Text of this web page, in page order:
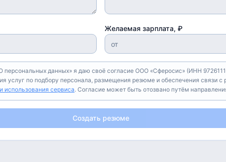
Желаемая зарплата, ₽
данных» я даю своё согласие ООО «Сферосис» (ИНН
услуг по подбору персонала, размещения резюме и обеспечения связи с
использования сервиса. Согласие может быть отозвано путём
Создать резюме